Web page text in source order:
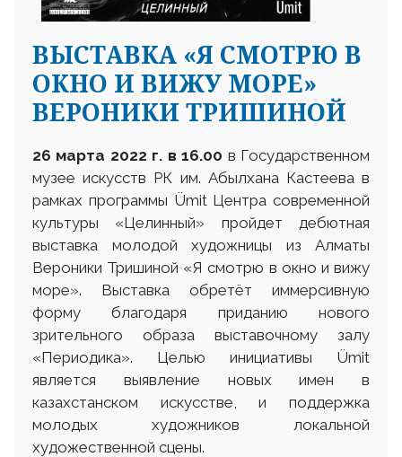
ВЫСТАВКА «Я СМОТРЮ В
ОКНО И ВИЖУ МОРЕ»
ВЕРОНИКИ ТРИШИНОЙ
26 марта 2022 г. в 16.00 в Государственном
музее искусств РК им. Абылхана Кастеева в
рамках программы Ümit Центра современной
культуры «Целинный» пройдет дебютная
выставка молодой художницы из Алматы
Вероники Тришиной «Я смотрю в окно и вижу
море». Выставка обретёт иммерсивную
форму благодаря приданию нового
зрительного образа выставочному залу
«Периодика». Целью инициативы Ümit
является выявление новых имен в
казахстанском искусстве, и поддержка
молодых художников локальной
художественной сцены.